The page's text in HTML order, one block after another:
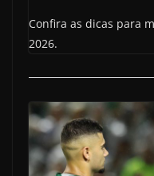
Confira as dicas para
2026.